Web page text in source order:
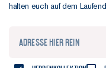
halten euch auf dem